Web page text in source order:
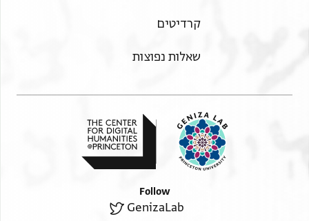
קרדיטים
שאלות נפוצות
Follow
GenizaLab